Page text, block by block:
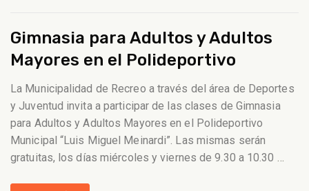
Gimnasia para Adultos y Adultos
Mayores en el Polideportivo
La Municipalidad de Recreo a través del área de Deportes
y Juventud invita a participar de las clases de Gimnasia
para Adultos y Adultos Mayores en el Polideportivo
Municipal “Luis Miguel Meinardi”. Las mismas serán
gratuitas, los días miércoles y viernes de 9.30 a 10.30